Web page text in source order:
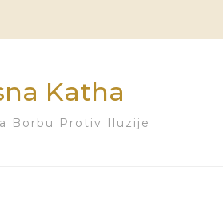
Katha
Borbu Protiv Iluzije